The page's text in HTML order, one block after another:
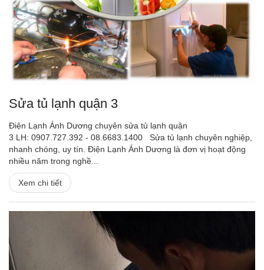
Sửa tủ lạnh quận 3
Điện Lạnh Ánh Dương chuyên sửa tủ lạnh quận
3 LH: 0907.727.392 - 08.6683.1400 Sửa tủ lạnh chuyên nghiệp,
nhanh chóng, uy tín. Điện Lạnh Ánh Dương là đơn vị hoạt động
nhiều năm trong nghề...
Xem chi tiết